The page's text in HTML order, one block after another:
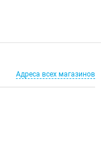
Адреса всех магазинов